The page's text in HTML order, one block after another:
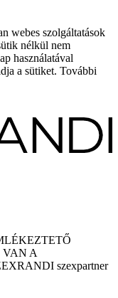
webes szolgáltatások
nélkül nem
használatával
a sütiket. További
VAN A
szexpartner